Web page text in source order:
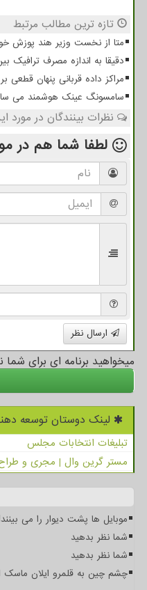
تازه ترین مطالب مرتبط
متا از نخست وزیر هند پوزش
دقیقا به اندازه مصرف
مراکز داده قربانی پنهان قطعی
سامسونگ عینک هوشمند می
نظرات بینندگان در مورد
لطفا شما هم در
ارسال نظر
میخواهید برنامه ای برای
لینک دوستان توسعه
تبلیغات انتخابات مجلس
مستر گرین وال | مجری و طراح
موبایل ها پشت دیوار را می
شما نظر بدهید
شما نظر بدهید
چشم چین به قلمرو ایلان